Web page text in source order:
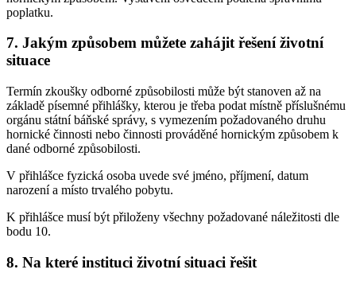
poplatku.
7. Jakým způsobem můžete zahájit řešení životní
situace
Termín zkoušky odborné způsobilosti může být stanoven až na
základě písemné přihlášky, kterou je třeba podat místně příslušnému
orgánu státní báňské správy, s vymezením požadovaného druhu
hornické činnosti nebo činnosti prováděné hornickým způsobem k
dané odborné způsobilosti.
V přihlášce fyzická osoba uvede své jméno, příjmení, datum
narození a místo trvalého pobytu.
K přihlášce musí být přiloženy všechny požadované náležitosti dle
bodu 10.
8. Na které instituci životní situaci řešit